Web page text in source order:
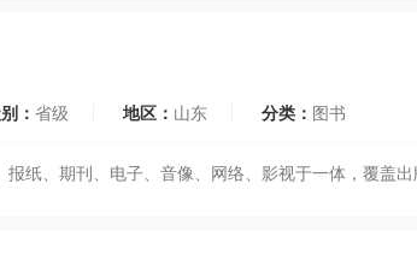
： 省级 地区： 山东 分类： 图书
、期刊、电子、音像、网络、影视于一体，覆盖出